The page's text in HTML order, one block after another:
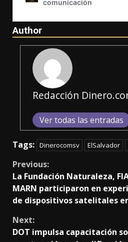
Author
Redacción
Ver todas las entradas
Tags: Dinerocomsv ElSalvador
Continue
Reading
Previous:
La Fundación Naturaleza,
MARN participaron en
de dispositivos satelitales
Next:
DOT impulsa capacitación